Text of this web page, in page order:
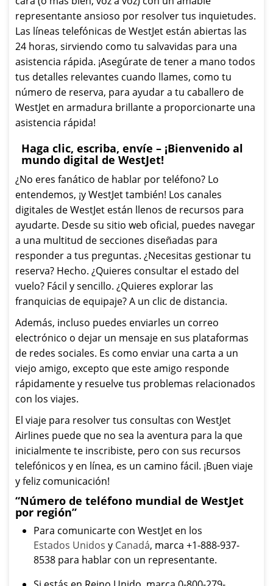
representante ansioso por resolver tus inquietudes.
Las líneas telefónicas de WestJet están abiertas las
24 horas, sirviendo como tu salvavidas para una
asistencia rápida. ¡Asegúrate de tener a mano todos
tus detalles relevantes cuando llames, como tu
número de reserva, para ayudar a tu caballero de
WestJet en armadura brillante a proporcionarte una
asistencia rápida!
Haga clic, escriba, envíe – ¡Bienvenido al
mundo digital de WestJet!
¿No eres fanático de hablar por teléfono? Lo
entendemos, ¡y WestJet también! Los canales
digitales de WestJet están llenos de recursos para
ayudarte. Desde su sitio web oficial, puedes navegar
a una multitud de secciones diseñadas para
responder a tus preguntas. ¿Necesitas gestionar tu
reserva? Hecho. ¿Quieres consultar el estado del
vuelo? Fácil y sencillo. ¿Quieres explorar las
franquicias de equipaje? A un clic de distancia.
Además, incluso puedes enviarles un correo
electrónico o dejar un mensaje en sus plataformas
de redes sociales. Es como enviar una carta a un
viejo amigo, excepto que este amigo responde
rápidamente y resuelve tus problemas relacionados
con los viajes.
El viaje para resolver tus consultas con WestJet
Airlines puede que no sea la aventura para la que
inicialmente te inscribiste, pero con sus recursos
telefónicos y en línea, es un camino fácil. ¡Buen viaje
y feliz comunicación!
“Número de teléfono mundial de WestJet
por región”
Para comunicarte con WestJet en los
Estados Unidos y Canadá, marca +1-888-937-
8538 para hablar con un representante.